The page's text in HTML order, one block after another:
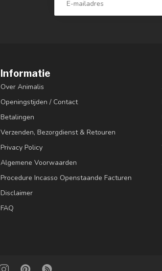
Informatie
Over Animalis
Openingstijden / Contact
Betalingen
Verzenden, Bezorgdienst & Retouren
Privacy Policy
Algemene Voorwaarden
Procedure Incasso Openstaande Facturen
Disclaimer
FAQ